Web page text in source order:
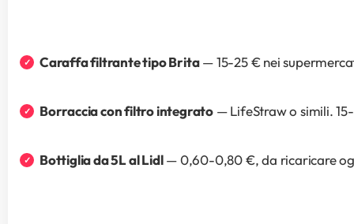
Caraffa filtrante tipo Brita — 15-25 € nei
Borraccia con filtro integrato — LifeStraw o simili.
Bottiglia da 5L al Lidl — 0,60-0,80 €, da ricaricare